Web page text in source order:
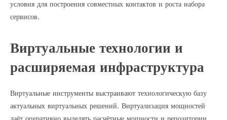
условия для построения совместных контактов и роста набора
сервисов.
Виртуальные технологии и
расширяемая инфраструктура
Виртуальные инструменты выстраивают технологическую базу
актуальных виртуальных решений. Виртуализация мощностей